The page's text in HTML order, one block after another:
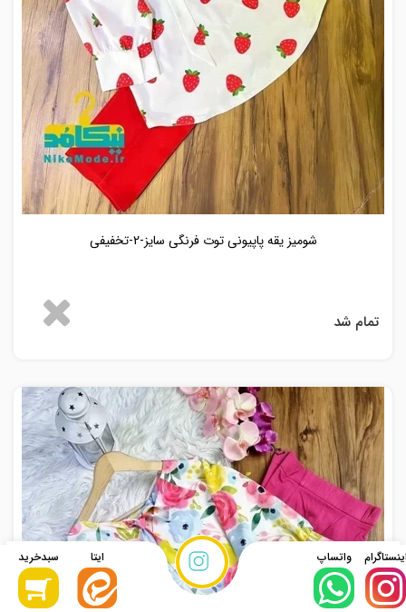
شومیز یقه پاپیونی توت فرنگی سایز-2-تخفیفی
تمام شد
نحوه ثبت
سفارش